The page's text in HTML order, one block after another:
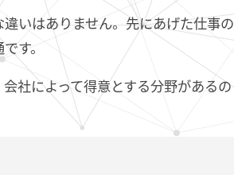
いはありません。先にあげた仕事の
す。
社によって得意とする分野があるの